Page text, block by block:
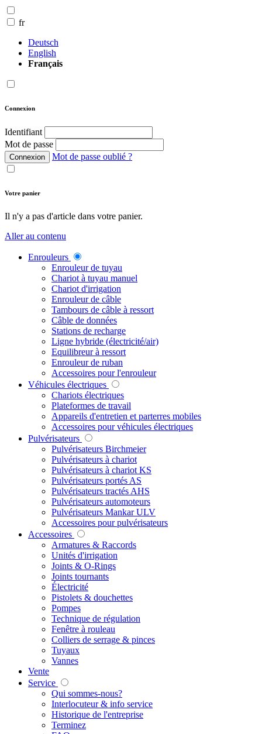
fr
Deutsch
English
Français
Connexion
Identifiant
Mot de passe
Connexion Mot de passe oublié ?
Votre panier
Il n'y a pas d'article dans votre panier.
Aller au contenu
Enrouleurs
Enrouleur de tuyau
Chariot à tuyau manuel
Chariot d'irrigation
Enrouleur de câble
Tambours de câble à ressort
Câble de données
Stations de recharge
Ligne hybride (électricité/air)
Equilibreur à ressort
Enrouleur de ruban
Accessoires pour l'enrouleur
Véhicules électriques
Chariots électriques
Plateformes de travail
Appareils d'entretien et parterres mobiles
Accessoires pour véhicules électriques
Pulvérisateurs
Pulvérisateurs Birchmeier
Pulvérisateurs à chariot
Pulvérisateurs à chariot KS
Pulvérisateurs portés AS
Pulvérisateurs tractés AHS
Pulvérisateurs automoteurs
Pulvérisateurs Mankar ULV
Accessoires pour pulvérisateurs
Accessoires
Armatures & Raccords
Unités d'irrigation
Joints & O-Rings
Joints tournants
Électricité
Pistolets & douchettes
Pompes
Technique de régulation
Fenêtre à rouleau
Colliers de serrage & pinces
Tuyaux
Vannes
Vente
Service
Qui sommes-nous?
Interlocuteur & info service
Historique de l'entreprise
Terminez